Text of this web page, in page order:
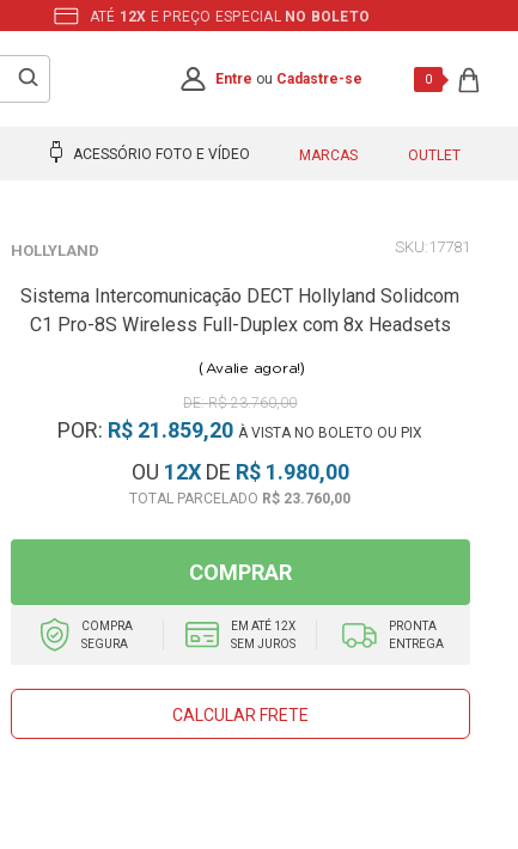
ATÉ 12X E PREÇO ESPECIAL NO BOLETO
Entre ou Cadastre-se 0
ACESSÓRIO FOTO E VÍDEO MARCAS OUTLET
HOLLYLAND 17781
Sistema Intercomunicação DECT Hollyland Solidcom
C1 Pro-8S Wireless Full-Duplex com 8x Headsets
(Avalie agora!)
R$ 23.760,00
POR: R$ 21.859,20 À VISTA NO BOLETO OU PIX
OU 12XDE R$ 1.980,00
R$ 23.760,00
COMPRAR
COMPRA
SEGURA
EM ATÉ 12X
SEM JUROS
PRONTA
ENTREGA
CALCULAR FRETE